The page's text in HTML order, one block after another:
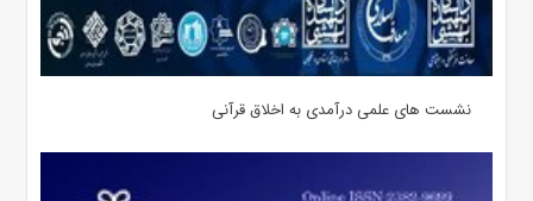
نشست های علمی درآمدی به اخلاق قرآنی